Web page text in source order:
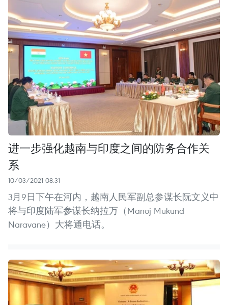
进一步强化越南与印度之间的防务合作关
系
10/03/2021 08:31
3月9日下午在河内，越南人民军副总参谋长阮文义中
将与印度陆军参谋长纳拉万（Manoj Mukund
Naravane）大将通电话。